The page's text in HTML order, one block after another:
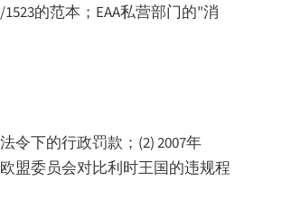
的范本；EAA私营部门的"消
令下的行政罚款；(2) 2007年
盟委员会对比利时王国的违规程